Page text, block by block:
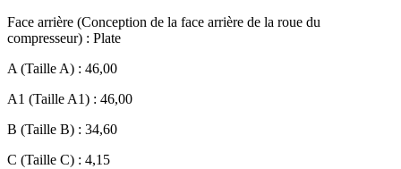
Face arrière (Conception de la face arrière de la roue du
compresseur) : Plate
A (Taille A) : 46,00
A1 (Taille A1) : 46,00
B (Taille B) : 34,60
C (Taille C) : 4,15